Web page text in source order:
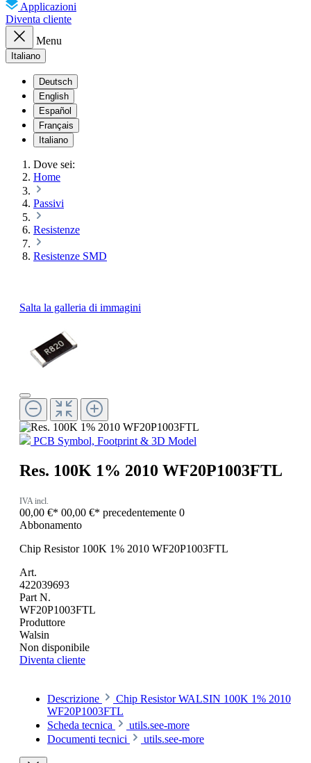
Applicazioni
Diventa cliente
Menu
Italiano
Deutsch
English
Español
Français
Italiano
Dove sei:
Home
Passivi
Resistenze
Resistenze SMD
Salta la galleria di immagini
PCB Symbol, Footprint & 3D Model
Res. 100K 1% 2010 WF20P1003FTL
IVA incl.
00,00 €* 00,00 €* precedentemente 0
Abbonamento
Chip Resistor 100K 1% 2010 WF20P1003FTL
Art.
422039693
Part N.
WF20P1003FTL
Produttore
Walsin
Non disponibile
Diventa cliente
Descrizione
Chip Resistor WALSIN 100K 1% 2010
WF20P1003FTL
Scheda tecnica
utils.see-more
Documenti tecnici
utils.see-more